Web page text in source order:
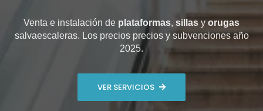
Venta e instalación de plataformas, sillas y orugas
salvaescaleras. Los precios precios y subvenciones año
2025.
VER SERVICIOS